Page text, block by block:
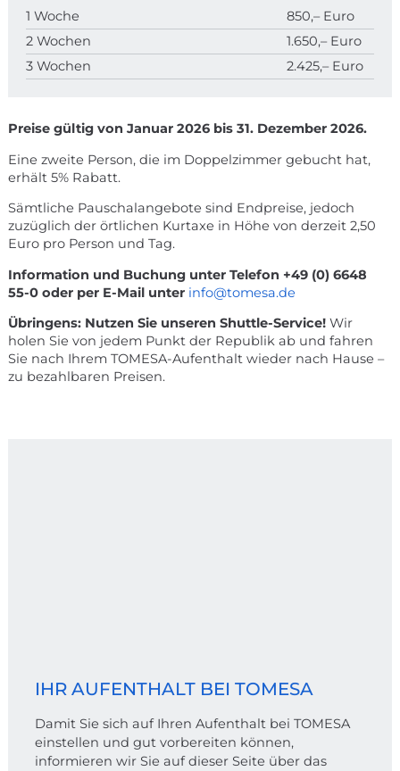
1 Woche
850,– Euro
2 Wochen
1.650,– Euro
3 Wochen
2.425,– Euro
Preise gültig von Januar 2026 bis 31. Dezember 2026.
Eine zweite Person, die im Doppelzimmer gebucht hat,
erhält 5% Rabatt.
Sämtliche Pauschalangebote sind Endpreise, jedoch
zuzüglich der örtlichen Kurtaxe in Höhe von derzeit 2,50
Euro pro Person und Tag.
Information und Buchung unter Telefon +49 (0) 6648
55-0 oder per E-Mail unter info@tomesa.de
Übringens: Nutzen Sie unseren Shuttle-Service! Wir
holen Sie von jedem Punkt der Republik ab und fahren
Sie nach Ihrem TOMESA-Aufenthalt wieder nach Hause –
zu bezahlbaren Preisen.
IHR AUFENTHALT BEI TOMESA
Damit Sie sich auf Ihren Aufenthalt bei TOMESA
einstellen und gut vorbereiten können,
informieren wir Sie auf dieser Seite über das